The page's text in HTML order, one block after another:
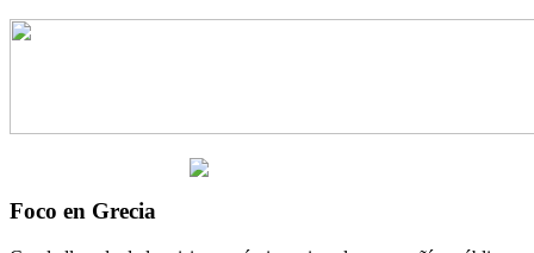
Foco en Grecia